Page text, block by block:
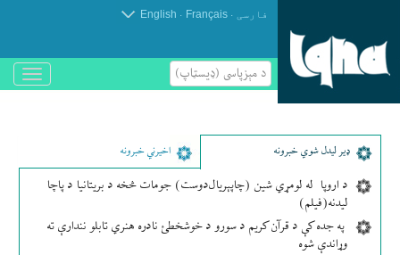
فارسی .
Français
.
English
د مېزپاسى (ډیسټاپ)
باز
و
ډير لیدل شوي خبرونه اخیرني خبرونه
د اروپا له لومړي شین (چاپېریال‌دوست) جومات څخه د بریتانیا د پاچا
لیدنه(فیلم)
په جده کې د قرآن کریم د سورو د خوشخطئ نادره هنري تابلو نندارې ته
وړاندې شوه